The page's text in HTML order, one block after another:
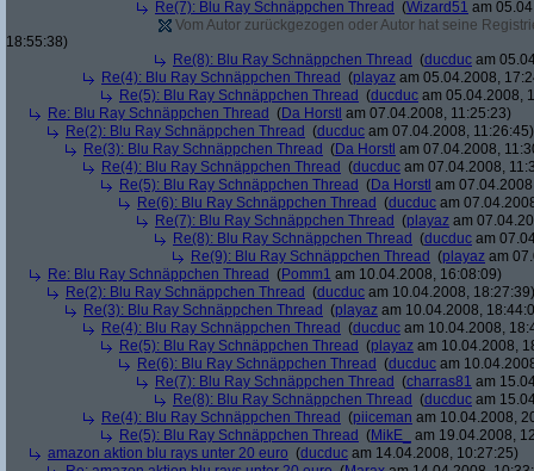
Re(7): Blu Ray Schnäppchen Thread (Wizard51 am
Vom Autor zurückgezogen oder Autor hat seine
18:55:38)
Re(8): Blu Ray Schnäppchen Thread (ducduc am
Re(4): Blu Ray Schnäppchen Thread (playaz am 05.04.2008,
Re(5): Blu Ray Schnäppchen Thread (ducduc am 05.04.2008,
Re: Blu Ray Schnäppchen Thread (Da Horstl am 07.04.2008, 11:25:23)
Re(2): Blu Ray Schnäppchen Thread (ducduc am 07.04.2008, 11:26:45)
Re(3): Blu Ray Schnäppchen Thread (Da Horstl am 07.04.2008,
Re(4): Blu Ray Schnäppchen Thread (ducduc am 07.04.2008,
Re(5): Blu Ray Schnäppchen Thread (Da Horstl am
Re(6): Blu Ray Schnäppchen Thread (ducduc am
Re(7): Blu Ray Schnäppchen Thread (playaz am
Re(8): Blu Ray Schnäppchen Thread (ducduc am
Re(9): Blu Ray Schnäppchen Thread (playaz am
Re: Blu Ray Schnäppchen Thread (Pomm1 am 10.04.2008, 16:08:09)
Re(2): Blu Ray Schnäppchen Thread (ducduc am 10.04.2008, 18:27:39)
Re(3): Blu Ray Schnäppchen Thread (playaz am 10.04.2008,
Re(4): Blu Ray Schnäppchen Thread (ducduc am 10.04.2008,
Re(5): Blu Ray Schnäppchen Thread (playaz am 10.04.2008,
Re(6): Blu Ray Schnäppchen Thread (ducduc am
Re(7): Blu Ray Schnäppchen Thread (charras81 am
Re(8): Blu Ray Schnäppchen Thread (ducduc am
Re(4): Blu Ray Schnäppchen Thread (piiceman am 10.04.2008,
Re(5): Blu Ray Schnäppchen Thread (MikE_
am 19.04.2008,
amazon aktion blu rays unter 20 euro (ducduc am 14.04.2008, 10:27:25)